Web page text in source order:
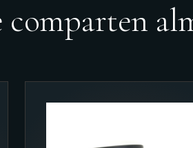
comparten